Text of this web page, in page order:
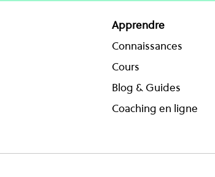
Apprendre
Connaissances
Cours
Blog & Guides
Coaching en ligne